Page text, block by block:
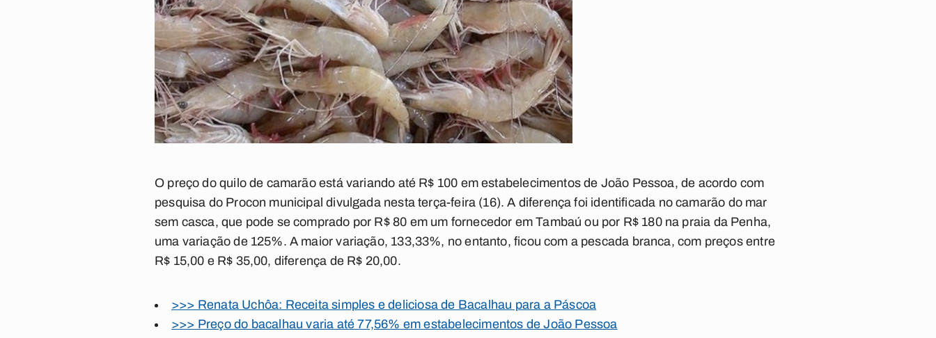
O preço do quilo de camarão está variando até R$ 100 em estabelecimentos de João Pessoa, de acordo com
pesquisa do Procon municipal divulgada nesta terça-feira (16). A diferença foi identificada no camarão do mar
sem casca, que pode se comprado por R$ 80 em um fornecedor em Tambaú ou por R$ 180 na praia da Penha,
uma variação de 125%. A maior variação, 133,33%, no entanto, ficou com a pescada branca, com preços entre
R$ 15,00 e R$ 35,00, diferença de R$ 20,00.
>>> Renata Uchôa: Receita simples e deliciosa de Bacalhau para a Páscoa
>>> Preço do bacalhau varia até 77,56% em estabelecimentos de João Pessoa